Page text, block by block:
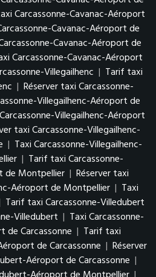
Carcassonne-Cavanac-Aéroport
Cavanac-Aéroport de
Cavanac-Aéroport de
Carcassonne-Cavanac-Aéroport
Villegailhenc | Tarif taxi
| Réserver taxi Carcassonne-
Villegailhenc-Aéroport de
Villegailhenc-Aéroport
taxi Carcassonne-Villegailhenc-
| Taxi Carcassonne-Villegailhenc-
| Tarif taxi Carcassonne-
de Montpellier | Réserver taxi
Aéroport de Montpellier | Taxi
Tarif taxi Carcassonne-Villedubert
Villedubert | Taxi Carcassonne-
de Carcassonne | Tarif taxi
de Carcassonne | Réserver
Aéroport de Carcassonne |